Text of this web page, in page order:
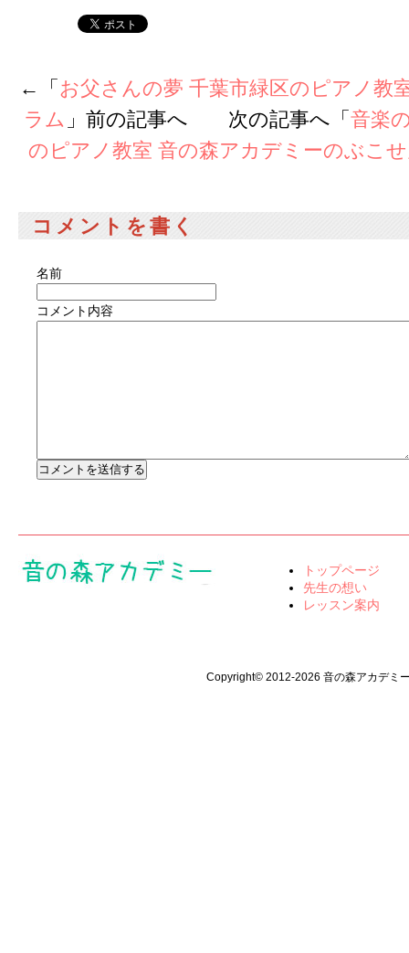
←「 お父さんの夢 千葉市緑区のピアノ教
ラム 」前の記事へ 次の記事へ「 音楽
のピアノ教室 音の森アカデミーのぶこ
コメントを書く
名前
コメント内容
トップページ
先生の想い
レッスン案内
Copyright© 2012-2026 音の森アカデミ